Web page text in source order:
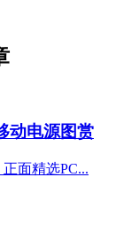
动电源图赏
面精选PC...